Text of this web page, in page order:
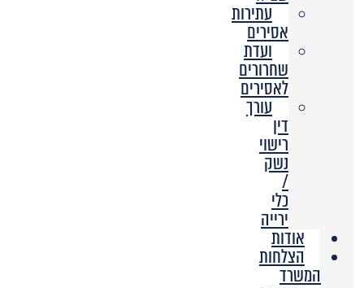
עתירות
אסירים
ועדת
שחרורים
לאסירים
עורך
דין
רישוי
נשק
/
כלי
ירייה
אודות
הצלחות
המשרד